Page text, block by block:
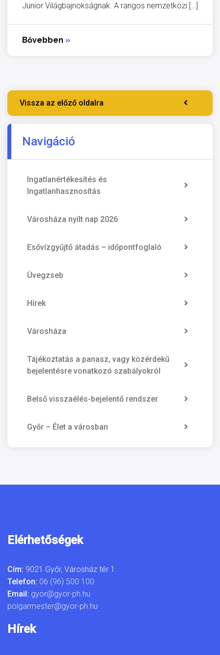
Junior Világbajnokságnak. A rangos nemzetközi […]
Bővebben »
Vissza az előző oldalra
Navigáció
Ingatlanértékesítés és
Ingatlanhasznosítás
Városháza nyílt nap 2026
Esővízgyűjtő átadás – időpontfoglaló
Üvegzseb
Hírek
Városháza
Tájékoztatás a panasz, vagy közérdekű
bejelentésre vonatkozó szabályokról
Belső visszaélés-bejelentő rendszer
Győr – Élet a városban
Elérhetőségek
Cím: 9021 Győr, Városház tér 1.
Telefon: 06 (96) 500 100
Email: gyor@gyor-ph.hu
polgarmester@gyor-ph.hu
Hírek